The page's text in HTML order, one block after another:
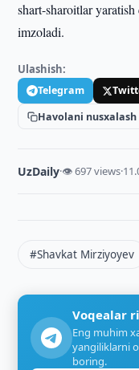
shart-sharoitlar
imzoladi.
Ulashish:
Telegram
Havolani nusxalash
UzDaily·👁 697 views·
#Shavkat Mirziyoyev
Voqealar
Eng muhim
yangiliklarni
boring.